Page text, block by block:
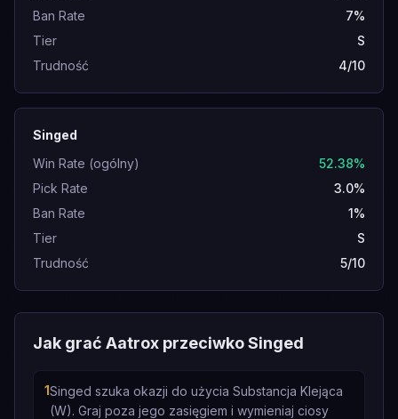
Ban Rate
7%
Tier
S
Trudność
4/10
Singed
Win Rate (ogólny)
52.38%
Pick Rate
3.0%
Ban Rate
1%
Tier
S
Trudność
5/10
Jak grać Aatrox przeciwko Singed
1Singed szuka okazji do użycia Substancja Klejąca
(W). Graj poza jego zasięgiem i wymieniaj ciosy